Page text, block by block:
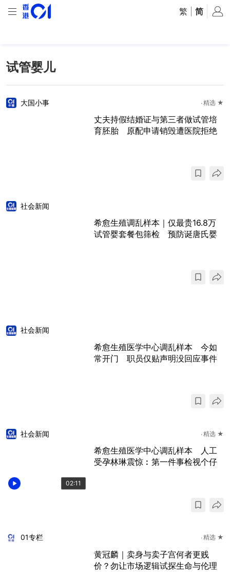
繁 简
试管婴儿
大国小事 精选 ★
丈夫持假结婚证与第三者做试管培
育胚胎 原配申请销毁遭医院拒绝
社会新闻
希愈生殖调乱样本｜仅最贵16.8万
试管婴套餐包筛检 预防诞唐氏婴
社会新闻
希愈生殖医学中心调乱样本 今如
常开门 职员仅贴声明没回应事件
02:11
社会新闻 精选 ★
希愈生殖医学中心调乱样本 人工
受孕林琳震惊︰第一件事检视个仔
01专栏 精选 ★
黄冠麟｜卖身与卖子宫何者更贱
价？勿让市场逻辑试探生命与伦理